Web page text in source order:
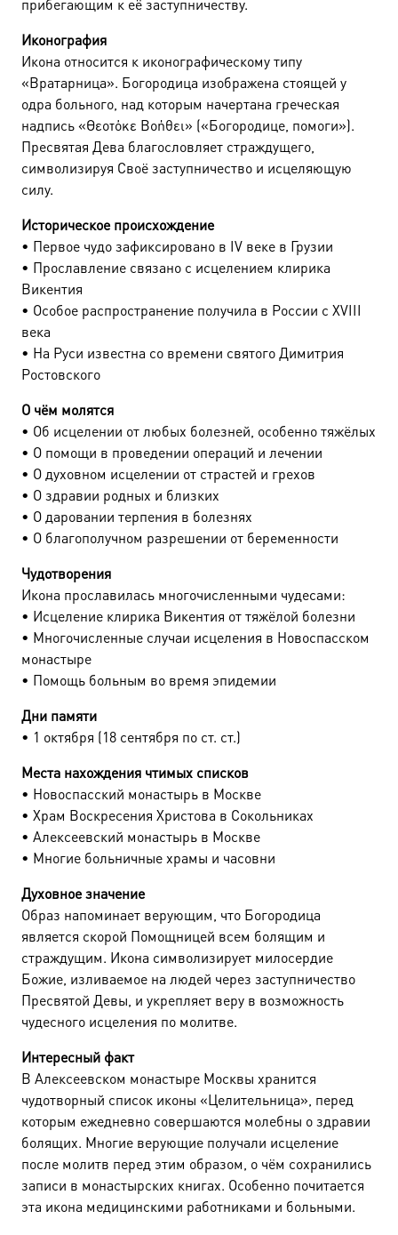
прибегающим к её заступничеству.
Иконография
Икона относится к иконографическому типу
«Вратарница». Богородица изображена стоящей у
одра больного, над которым начертана греческая
надпись «Θεοτόκε Βοήθει» («Богородице, помоги»).
Пресвятая Дева благословляет страждущего,
символизируя Своё заступничество и исцеляющую
силу.
Историческое происхождение
• Первое чудо зафиксировано в IV веке в Грузии
• Прославление связано с исцелением клирика
Викентия
• Особое распространение получила в России с XVIII
века
• На Руси известна со времени святого Димитрия
Ростовского
О чём молятся
• Об исцелении от любых болезней, особенно тяжёлых
• О помощи в проведении операций и лечении
• О духовном исцелении от страстей и грехов
• О здравии родных и близких
• О даровании терпения в болезнях
• О благополучном разрешении от беременности
Чудотворения
Икона прославилась многочисленными чудесами:
• Исцеление клирика Викентия от тяжёлой болезни
• Многочисленные случаи исцеления в Новоспасском
монастыре
• Помощь больным во время эпидемии
Дни памяти
• 1 октября (18 сентября по ст. ст.)
Места нахождения чтимых списков
• Новоспасский монастырь в Москве
• Храм Воскресения Христова в Сокольниках
• Алексеевский монастырь в Москве
• Многие больничные храмы и часовни
Духовное значение
Образ напоминает верующим, что Богородица
является скорой Помощницей всем болящим и
страждущим. Икона символизирует милосердие
Божие, изливаемое на людей через заступничество
Пресвятой Девы, и укрепляет веру в возможность
чудесного исцеления по молитве.
Интересный факт
В Алексеевском монастыре Москвы хранится
чудотворный список иконы «Целительница», перед
которым ежедневно совершаются молебны о здравии
болящих. Многие верующие получали исцеление
после молитв перед этим образом, о чём сохранились
записи в монастырских книгах. Особенно почитается
эта икона медицинскими работниками и больными.